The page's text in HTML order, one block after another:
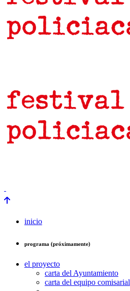
inicio
programa (próximamente)
el proyecto
carta del Ayuntamiento
carta del equipo comisarial